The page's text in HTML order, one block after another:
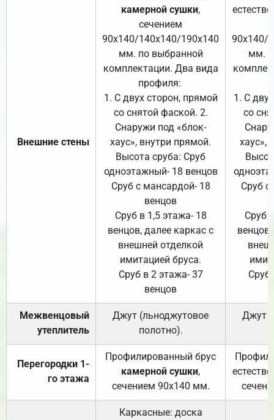
Внешние стены
камерной сушки,
сечением
90х140/140х140/190х140
мм. по выбранной
комплектации. Два вида
профиля:
1. С двух сторон, прямой
со снятой фаской. 2.
Снаружи под «блок-
хаус», внутри прямой.
Высота сруба: Сруб
одноэтажный- 18 венцов
Сруб с мансардой- 18
венцов
Сруб в 1,5 этажа- 18
венцов, далее каркас с
внешней отделкой
имитацией бруса.
Сруб в 2 этажа- 37
венцов
90х140/
мм.
1. С
со
хаус»,
Сруб с
Сруб
Сруб
Межвенцовый
утеплитель
Джут (льноджутовое
полотно).
Джут
Перегородки 1-
го этажа
Профилированный брус
камерной сушки,
сечением 90х140 мм.
Каркасные: доска